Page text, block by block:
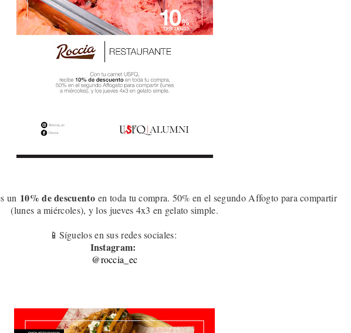
un 10% de descuentoen toda tu compra. 50% en el segundo Affogto para compartir
(lunes a miércoles), y los jueves 4x3 en gelato simple.
📱Síguelos en sus redes sociales:
Instagram:
@roccia_ec